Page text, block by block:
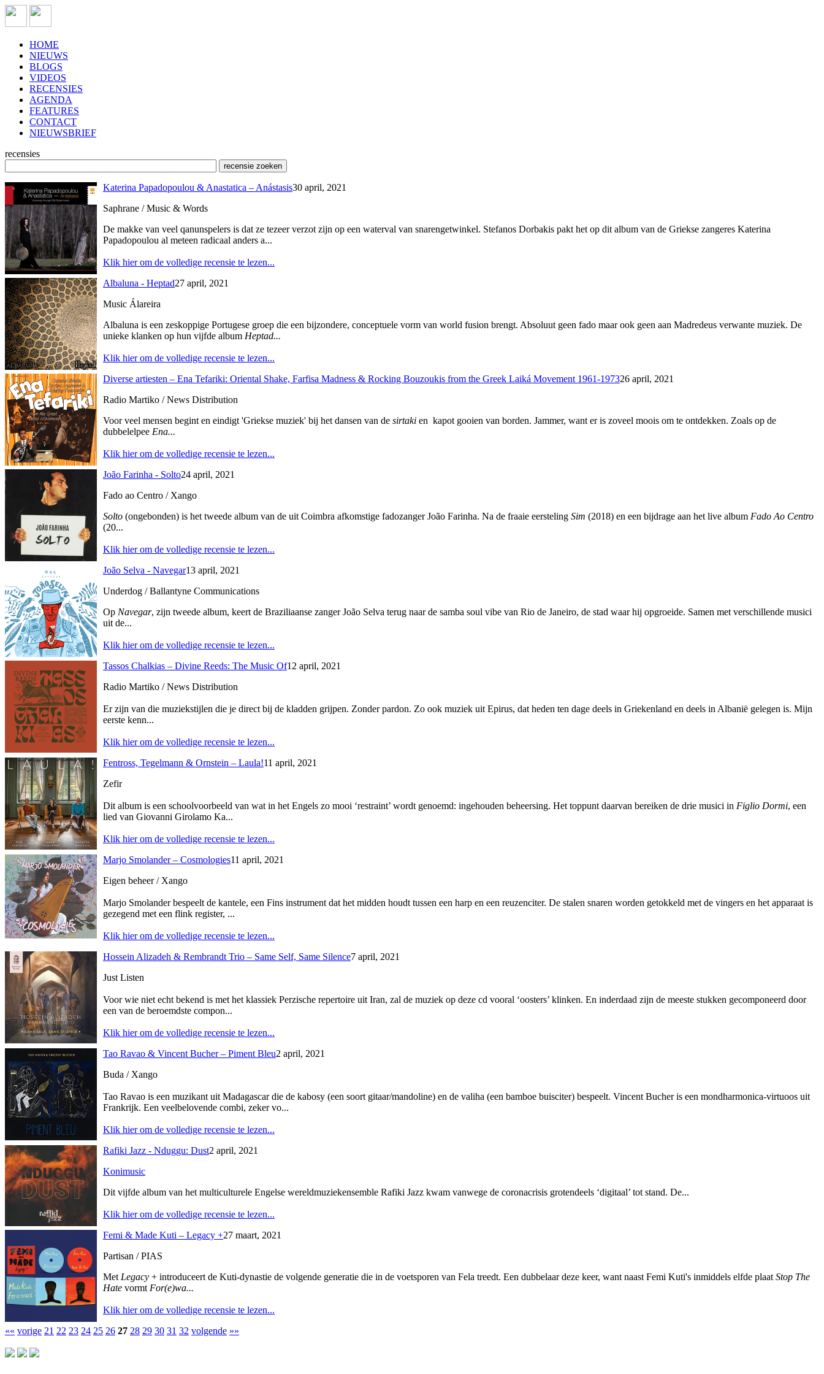
HOME
NIEUWS
BLOGS
VIDEOS
RECENSIES
AGENDA
FEATURES
CONTACT
NIEUWSBRIEF
recensies
Katerina Papadopoulou & Anastatica – Anástasis30 april, 2021
Saphrane / Music & Words
De makke van veel qanunspelers is dat ze tezeer verzot zijn op een waterval van snarengetwinkel. Stefanos Dorbakis pakt het op dit album van de Griekse zangeres Katerina
Papadopoulou al meteen radicaal anders a...
Klik hier om de volledige recensie te lezen...
Albaluna - Heptad27 april, 2021
Music Álareira
Albaluna is een zeskoppige Portugese groep die een bijzondere, conceptuele vorm van world fusion brengt. Absoluut geen fado maar ook geen aan Madredeus verwante muziek. De
unieke klanken op hun vijfde album Heptad...
Klik hier om de volledige recensie te lezen...
Diverse artiesten – Ena Tefariki: Oriental Shake, Farfisa Madness & Rocking Bouzoukis from the Greek Laiká Movement 1961-197326 april, 2021
Radio Martiko / News Distribution
Voor veel mensen begint en eindigt 'Griekse muziek' bij het dansen van de sirtaki en kapot gooien van borden. Jammer, want er is zoveel moois om te ontdekken. Zoals op de
dubbelelpee Ena...
Klik hier om de volledige recensie te lezen...
João Farinha - Solto24 april, 2021
Fado ao Centro / Xango
Solto (ongebonden) is het tweede album van de uit Coimbra afkomstige fadozanger João Farinha. Na de fraaie eersteling Sim (2018) en een bijdrage aan het live album Fado Ao Centro
(20...
Klik hier om de volledige recensie te lezen...
João Selva - Navegar13 april, 2021
Underdog / Ballantyne Communications
Op Navegar, zijn tweede album, keert de Braziliaanse zanger João Selva terug naar de samba soul vibe van Rio de Janeiro, de stad waar hij opgroeide. Samen met verschillende musici
uit de...
Klik hier om de volledige recensie te lezen...
Tassos Chalkias – Divine Reeds: The Music Of12 april, 2021
Radio Martiko / News Distribution
Er zijn van die muziekstijlen die je direct bij de kladden grijpen. Zonder pardon. Zo ook muziek uit Epirus, dat heden ten dage deels in Griekenland en deels in Albanië gelegen is. Mijn
eerste kenn...
Klik hier om de volledige recensie te lezen...
Fentross, Tegelmann & Ornstein – Laula!11 april, 2021
Zefir
Dit album is een schoolvoorbeeld van wat in het Engels zo mooi ‘restraint’ wordt genoemd: ingehouden beheersing. Het toppunt daarvan bereiken de drie musici in Figlio Dormi, een
lied van Giovanni Girolamo Ka...
Klik hier om de volledige recensie te lezen...
Marjo Smolander – Cosmologies11 april, 2021
Eigen beheer / Xango
Marjo Smolander bespeelt de kantele, een Fins instrument dat het midden houdt tussen een harp en een reuzenciter. De stalen snaren worden getokkeld met de vingers en het apparaat is
gezegend met een flink register, ...
Klik hier om de volledige recensie te lezen...
Hossein Alizadeh & Rembrandt Trio – Same Self, Same Silence7 april, 2021
Just Listen
Voor wie niet echt bekend is met het klassiek Perzische repertoire uit Iran, zal de muziek op deze cd vooral ‘oosters’ klinken. En inderdaad zijn de meeste stukken gecomponeerd door
een van de beroemdste compon...
Klik hier om de volledige recensie te lezen...
Tao Ravao & Vincent Bucher – Piment Bleu2 april, 2021
Buda / Xango
Tao Ravao is een muzikant uit Madagascar die de kabosy (een soort gitaar/mandoline) en de valiha (een bamboe buisciter) bespeelt. Vincent Bucher is een mondharmonica-virtuoos uit
Frankrijk. Een veelbelovende combi, zeker vo...
Klik hier om de volledige recensie te lezen...
Rafiki Jazz - Nduggu: Dust2 april, 2021
Konimusic
Dit vijfde album van het multiculturele Engelse wereldmuziekensemble Rafiki Jazz kwam vanwege de coronacrisis grotendeels ‘digitaal’ tot stand. De...
Klik hier om de volledige recensie te lezen...
Femi & Made Kuti – Legacy +27 maart, 2021
Partisan / PIAS
Met Legacy + introduceert de Kuti-dynastie de volgende generatie die in de voetsporen van Fela treedt. Een dubbelaar deze keer, want naast Femi Kuti's inmiddels elfde plaat Stop The
Hate vormt For(e)wa...
Klik hier om de volledige recensie te lezen...
«« vorige 21 22 23 24 25 26 27 28 29 30 31 32 volgende »»